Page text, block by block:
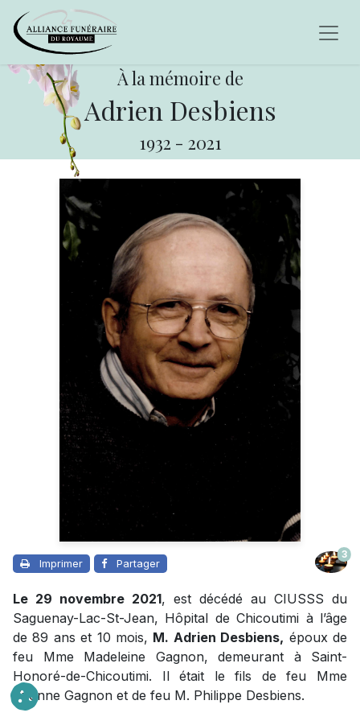
À la mémoire de
Adrien Desbiens
1932 - 2021
Imprimer Partager
3
Le 29 novembre 2021, est décédé au CIUSSS du
Saguenay-Lac-St-Jean, Hôpital de Chicoutimi à l’âge
de 89 ans et 10 mois, M. Adrien Desbiens, époux de
feu Mme Madeleine Gagnon, demeurant à Saint-
Honoré-de-Chicoutimi. Il était le fils de feu Mme
Yvonne Gagnon et de feu M. Philippe Desbiens.